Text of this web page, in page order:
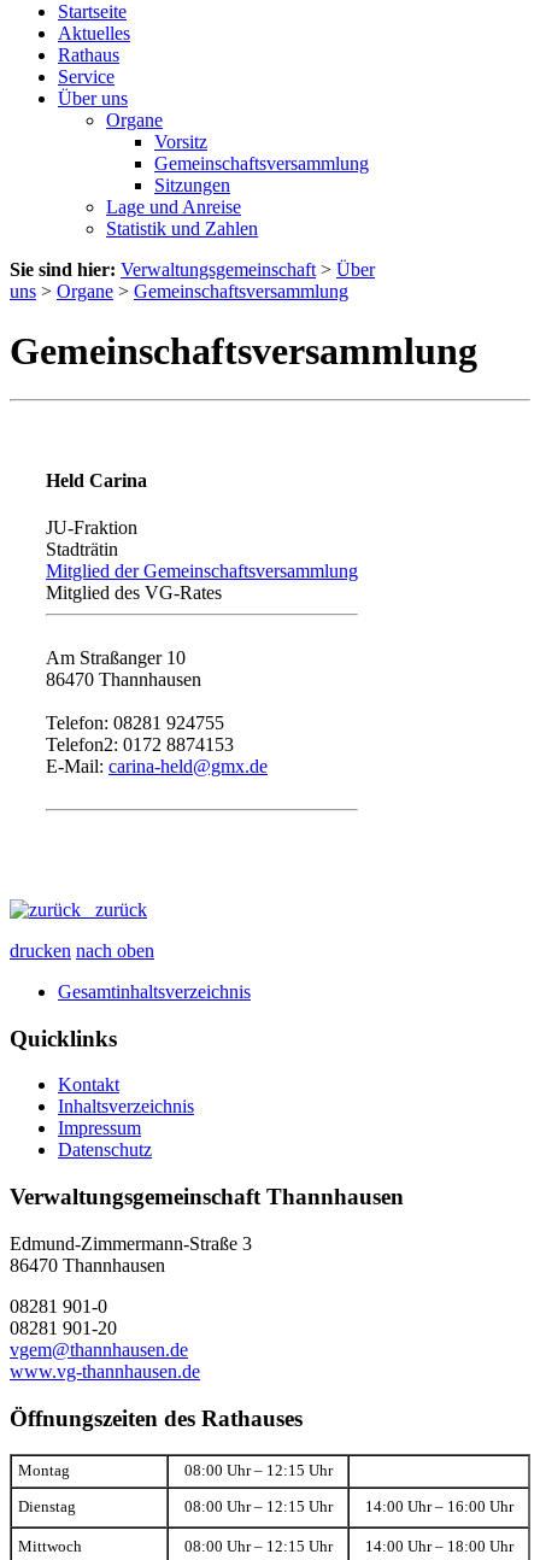
Startseite
Aktuelles
Rathaus
Service
Über uns
Organe
Vorsitz
Gemeinschaftsversammlung
Sitzungen
Lage und Anreise
Statistik und Zahlen
Sie sind hier: Verwaltungsgemeinschaft > Über
uns > Organe > Gemeinschaftsversammlung
Gemeinschaftsversammlung
Held Carina
JU-Fraktion
Stadträtin
Mitglied der Gemeinschaftsversammlung
Mitglied des VG-Rates
Am Straßanger 10
86470 Thannhausen
Telefon: 08281 924755
Telefon2: 0172 8874153
E-Mail: carina-held@gmx.de
zurück
drucken nach oben
Gesamtinhaltsverzeichnis
Quicklinks
Kontakt
Inhaltsverzeichnis
Impressum
Datenschutz
Verwaltungsgemeinschaft Thannhausen
Edmund-Zimmermann-Straße 3
86470 Thannhausen
08281 901-0
08281 901-20
vgem@thannhausen.de
www.vg-thannhausen.de
Öffnungszeiten des Rathauses
Montag 08:00 Uhr – 12:15 Uhr
Dienstag 08:00 Uhr – 12:15 Uhr 14:00 Uhr – 16:00 Uhr
Mittwoch 08:00 Uhr – 12:15 Uhr 14:00 Uhr – 18:00 Uhr